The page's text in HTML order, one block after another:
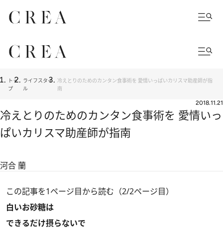
トッ
プ
ライフスタイ
ル
冷えとりのためのカンタン食事術を 愛情いっぱいカリスマ助産師が指
南
2018.11.21
冷えとりのためのカンタン食事術を 愛情いっ
ぱいカリスマ助産師が指南
河合 蘭
この記事を1ページ目から読む（2/2ページ目）
白いお砂糖は
できるだけ摂らないで